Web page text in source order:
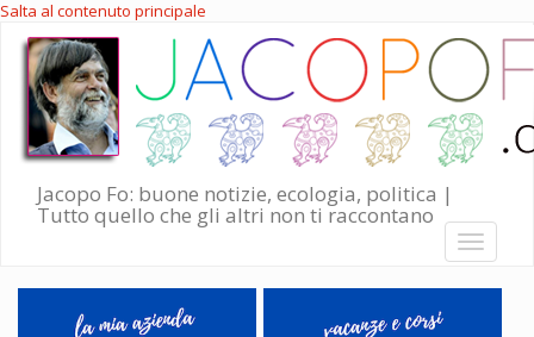
Salta al contenuto principale
Jacopo Fo: buone notizie, ecologia, politica |
Tutto quello che gli altri non ti raccontano
Toggle